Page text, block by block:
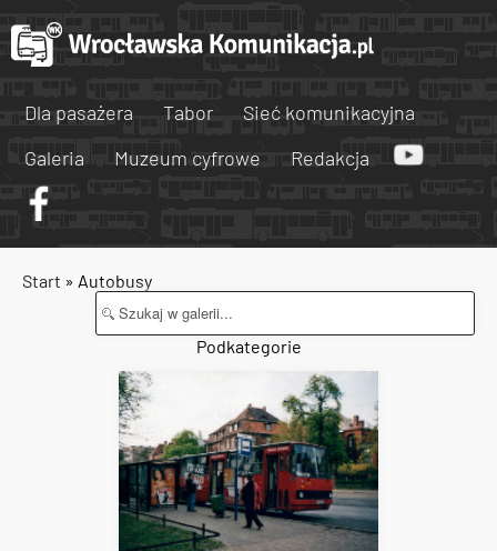
Dla pasażera Tabor
Sieć komunikacyjna
Galeria
Muzeum cyfrowe Redakcja
Start » Autobusy
Podkategorie